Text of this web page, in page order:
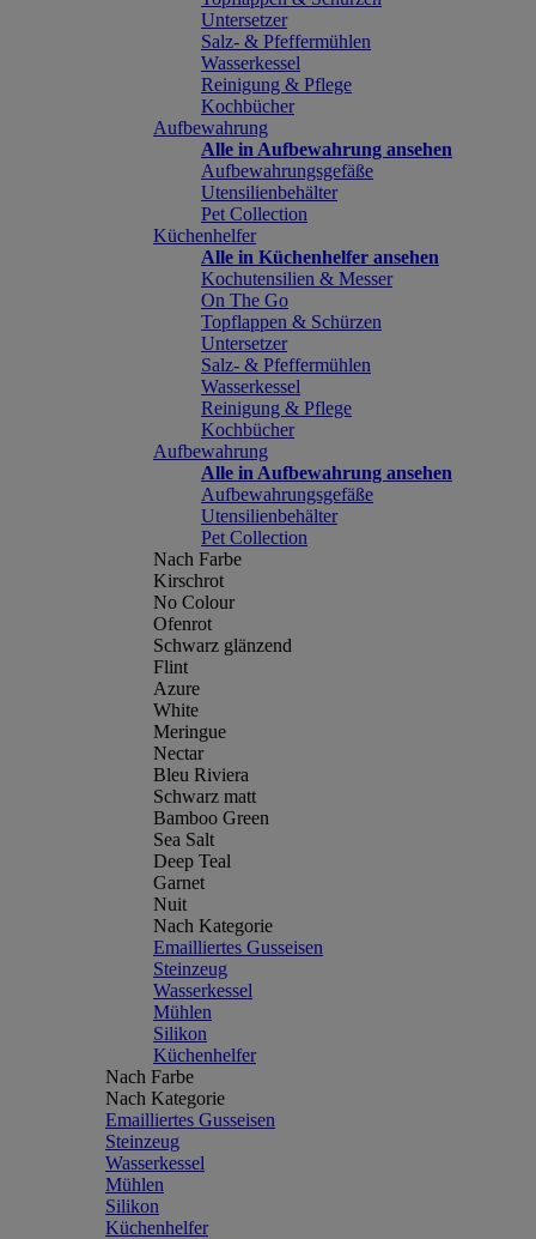
Untersetzer
Salz- & Pfeffermühlen
Wasserkessel
Reinigung & Pflege
Kochbücher
Aufbewahrung
Alle in Aufbewahrung ansehen
Aufbewahrungsgefäße
Utensilienbehälter
Pet Collection
Küchenhelfer
Alle in Küchenhelfer ansehen
Kochutensilien & Messer
On The Go
Topflappen & Schürzen
Untersetzer
Salz- & Pfeffermühlen
Wasserkessel
Reinigung & Pflege
Kochbücher
Aufbewahrung
Alle in Aufbewahrung ansehen
Aufbewahrungsgefäße
Utensilienbehälter
Pet Collection
Nach Farbe
Kirschrot
No Colour
Ofenrot
Schwarz glänzend
Flint
Azure
White
Meringue
Nectar
Bleu Riviera
Schwarz matt
Bamboo Green
Sea Salt
Deep Teal
Garnet
Nuit
Nach Kategorie
Emailliertes Gusseisen
Steinzeug
Wasserkessel
Mühlen
Silikon
Küchenhelfer
Nach Farbe
Nach Kategorie
Emailliertes Gusseisen
Steinzeug
Wasserkessel
Mühlen
Silikon
Küchenhelfer